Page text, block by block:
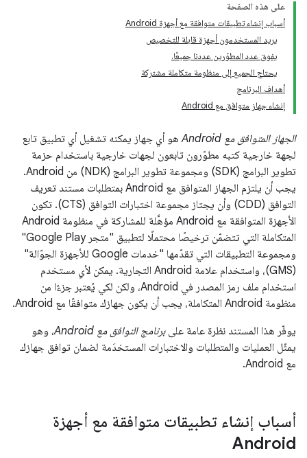
على هذه الصفحة
أسباب إنشاء تطبيقات متوافقة مع أجهزة Android
يريد المستخدمون أجهزة قابلة للتخصيص
يفوق عدد المطوّرين عددنا جميعًا.
يحتاج الجميع إلى منظومة متكاملة مشتركة
أهداف البرنامج
إنشاء جهاز متوافق مع Android
الجهاز المتوافق مع Android
هو أي جهاز يمكنه تشغيل أي تطبيق تابع
لجهة خارجية كتبه مطوّرون تابعون لجهات خارجية باستخدام حزمة
تطوير البرامج (SDK) ومجموعة تطوير البرامج (NDK) من Android.
يجب أن يلتزم الجهاز المتوافق مع Android بمتطلبات مستند تعريف
التوافق (CDD) وأن يجتاز مجموعة اختبارات التوافق (CTS). تكون
الأجهزة المتوافقة مع Android مؤهَّلة للمشاركة في منظومة Android
المتكاملة التي تتضمّن ترخيصًا محتملًا لتطبيق "متجر Google Play"
ومجموعة التطبيقات التي تقدّمها "خدمات Google للأجهزة الجوّالة"
(GMS)، واستخدام علامة Android التجارية. يمكن لأي مستخدم
استخدام ملف رمز المصدر في Android، ولكن لكي يُعتبر جزءًا من
منظومة Android المتكاملة، يجب أن يكون جهازك متوافقًا مع Android.
يوفّر هذا المستند نظرة عامة علىبرنامج التوافق مع Android
، وهو
يمثّل العمليات والمتطلبات والاختبارات المستخدَمة لضمان توافق جهازك
مع Android.
أسباب إنشاء تطبيقات متوافقة مع أجهزة
Android